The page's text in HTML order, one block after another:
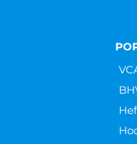
NEN 3140
keuring
Dus ook